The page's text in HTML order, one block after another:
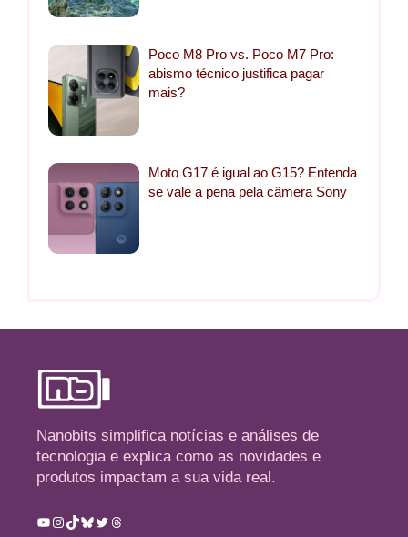
Poco M8 Pro vs. Poco M7 Pro:
abismo técnico justifica pagar
mais?
Moto G17 é igual ao G15? Entenda
se vale a pena pela câmera Sony
Nanobits simplifica notícias e análises de
tecnologia e explica como as novidades e
produtos impactam a sua vida real.
Youtube
Instagram
TikTok
Bluesky
TwitterThreads